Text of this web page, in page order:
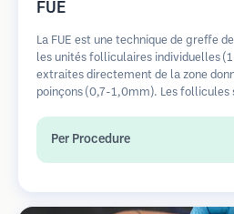
FUE
La FUE est une technique de greffe
les unités folliculaires individuelles
extraites directement de la zone
poinçons (0,7-1,0mm). Les follicules
laisse de minuscules cicatrices à
guérison plus rapide par rapport aux
en bandelette.
Per Procedure